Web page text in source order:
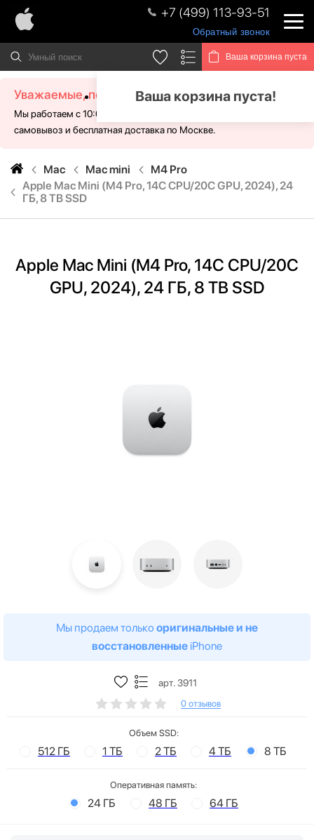
+7 (499) 113-93-51
Обратный звонок
Ваша корзина пуста
Ваша корзина пуста!
Уважаемые, посетители!
Мы работаем с 10:00 - 21:00 без выходных. Для Вас доступен
самовывоз и бесплатная доставка по Москве.
Mac Mac mini
M4 Pro
Apple Mac Mini (M4 Pro, 14C CPU/20C GPU, 2024), 24
ГБ, 8 TB SSD
Apple Mac Mini (M4 Pro, 14C CPU/20C
GPU, 2024), 24 ГБ, 8 TB SSD
Мы продаем только оригинальные и не
восстановленные iPhone
арт. 3911
0 отзывов
Объем SSD:
512 ГБ 1 ТБ 2 ТБ 4 ТБ 8 ТБ
Оперативная память:
24 ГБ 48 ГБ 64 ГБ